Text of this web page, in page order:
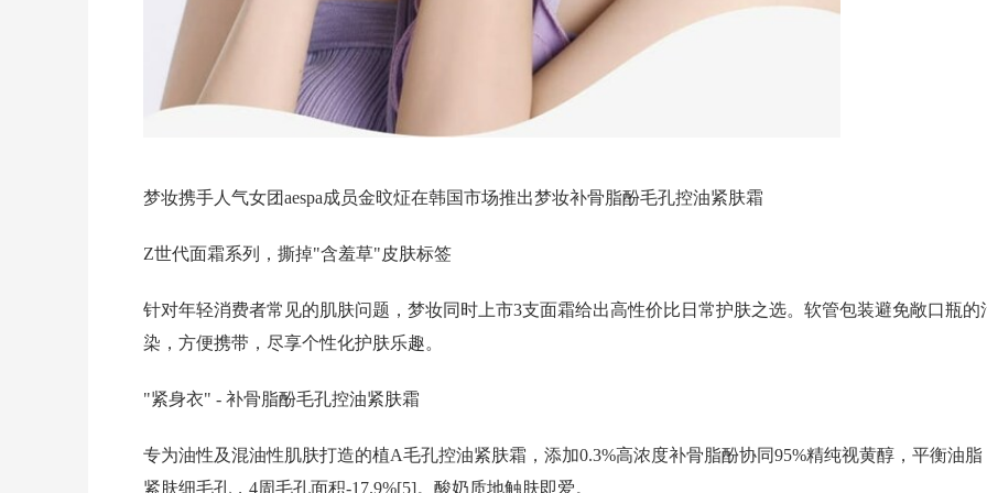
梦妆携手人气女团aespa成员金旼炡在韩国市场推出梦妆补骨脂酚毛孔控油紧肤霜
Z世代面霜系列，撕掉"含羞草"皮肤标签
针对年轻消费者常见的肌肤问题，梦妆同时上市3支面霜给出高性价比日常护肤之选。软管包装避免敞口瓶的
染，方便携带，尽享个性化护肤乐趣。
"紧身衣" - 补骨脂酚毛孔控油紧肤霜
专为油性及混油性肌肤打造的植A毛孔控油紧肤霜，添加0.3%高浓度补骨脂酚协同95%精纯视黄醇，平衡油脂
紧肤细毛孔，4周毛孔面积-17.9%[5]。酸奶质地触肤即爱。